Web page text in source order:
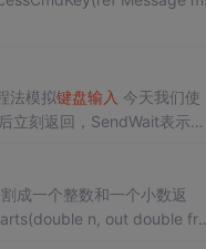
法模拟键盘输入
立刻返回，SendWait表示发
成一个整数和一个小数返